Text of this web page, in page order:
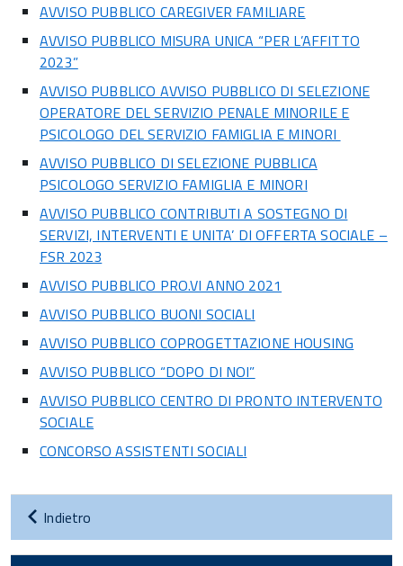
AVVISO PUBBLICO CAREGIVER FAMILIARE
AVVISO PUBBLICO MISURA UNICA “PER L’AFFITTO
2023”
AVVISO PUBBLICO AVVISO PUBBLICO DI SELEZIONE
OPERATORE DEL SERVIZIO PENALE MINORILE E
PSICOLOGO DEL SERVIZIO FAMIGLIA E MINORI
AVVISO PUBBLICO DI SELEZIONE PUBBLICA
PSICOLOGO SERVIZIO FAMIGLIA E MINORI
AVVISO PUBBLICO CONTRIBUTI A SOSTEGNO DI
SERVIZI, INTERVENTI E UNITA’ DI OFFERTA SOCIALE –
FSR 2023
AVVISO PUBBLICO PRO.VI ANNO 2021
AVVISO PUBBLICO BUONI SOCIALI
AVVISO PUBBLICO COPROGETTAZIONE HOUSING
AVVISO PUBBLICO “DOPO DI NOI”
AVVISO PUBBLICO CENTRO DI PRONTO INTERVENTO
SOCIALE
CONCORSO ASSISTENTI SOCIALI
Indietro